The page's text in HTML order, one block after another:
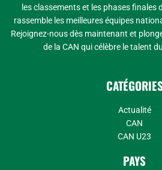
les classements et les phases finales
rassemble les meilleures équipes
Rejoignez-nous dès maintenant et
de la CAN qui célèbre le talent
Actualité
CAN
CAN U23
PAYS